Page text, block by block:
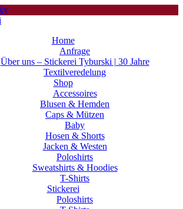
Home
Anfrage
Über uns – Stickerei Tyburski | 30 Jahre
Textilveredelung
Shop
Accessoires
Blusen & Hemden
Caps & Mützen
Baby
Hosen & Shorts
Jacken & Westen
Poloshirts
Sweatshirts & Hoodies
T-Shirts
Stickerei
Poloshirts